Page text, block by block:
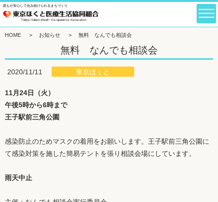
誰もが安心して住み続けられるまちづくり
HOME > お知らせ > 無料 なんでも相談会
無料 なんでも相談会
2020/11/11 東京ほくと
11月24日（火）
午後5時から6時まで
王子駅前三角公園
感染防止のためマスクの着用をお願いします。王子駅前三角公園に
て感染対策を施した簡易テントを張り相談会場にしています。
雨天中止